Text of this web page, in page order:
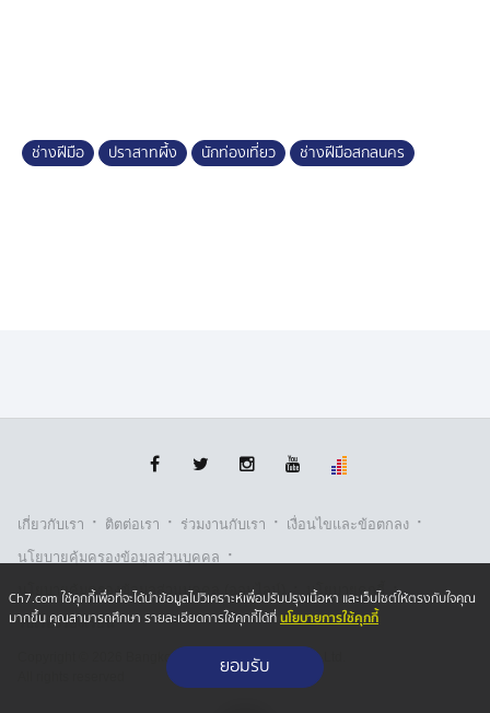
ช่างฝีมือ ปราสาทผึ้ง นักท่องเที่ยว ช่างฝีมือสกลนคร
เกี่ยวกับเรา · ติตต่อเรา · ร่วมงานกับเรา · เงื่อนไขและข้อตกลง ·
นโยบายคุ้มครองข้อมูลส่วนบุคคล ·
นโยบายคุ้มครองข้อมูลส่วนบุคคล (ออนไลน์) · นโยบายคุกกี้ ·
รับเรื่องร้องเรียน
Copyright © 2026 Bangkok Broadcasting & T.V. Co.,Ltd.
Ch7.com ใช้คุกกี้เพื่อที่จะได้นำข้อมูลไปวิเคราะห์เพื่อปรับปรุงเนื้อหา และเว็บไซต์ให้ตรงกับใจคุณ
มากขึ้น คุณสามารถศึกษา รายละเอียดการใช้คุกกี้ได้ที่นโยบายการใช้คุกกี้
ยอมรับ